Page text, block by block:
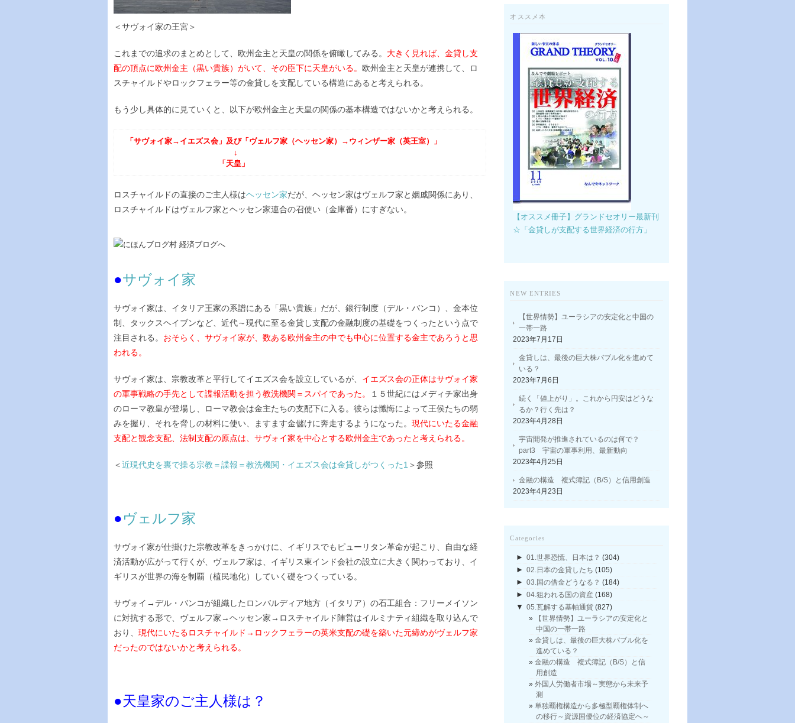
＜サヴォイ家の王宮＞
これまでの追求のまとめとして、欧州金主と天皇の関係を俯瞰してみる。 大きく見れば、金貸し支
配の頂点に欧州金主（黒い貴族）がいて、その臣下に天皇がいる。 欧州金主と天皇が連携して、ロ
スチャイルドやロックフェラー等の金貸しを支配している構造にあると考えられる。
もう少し具体的に見ていくと、以下が欧州金主と天皇の関係の基本構造ではないかと考えられる。
「サヴォイ家→イエズス会」 及び「ヴェルフ家（ヘッセン家）→ウィンザー家（英王室）」
↓
「天皇」
ロスチャイルドの直接のご主人様はヘッセン家だが、ヘッセン家はヴェルフ家と姻戚関係にあり、
ロスチャイルドはヴェルフ家とヘッセン家連合の召使い（金庫番）にすぎない。
●サヴォイ家
サヴォイ家は、イタリア王家の系譜にある「黒い貴族」だが、銀行制度（デル・バンコ）、金本位
制、タックスヘイブンなど、近代～現代に至る金貸し支配の金融制度の基礎をつくったという点で
注目される。 おそらく、サヴォイ家が、数ある欧州金主の中でも中心に位置する金主であろうと思
われる。
サヴォイ家は、宗教改革と平行してイエズス会を設立しているが、 イエズス会の正体はサヴォイ家
の軍事戦略の手先として諜報活動を担う教洗機関＝スパイであった。
１５世紀にはメディチ家出身
のローマ教皇が登場し、ローマ教会は金主たちの支配下に入る。彼らは懺悔によって王侯たちの弱
みを握り、それを脅しの材料に使い、ますます金儲けに奔走するようになった。 現代にいたる金融
支配と観念支配、法制支配の原点は、サヴォイ家を中心とする欧州金主であったと考えられる。
＜近現代史を裏で操る宗教＝諜報＝教洗機関・イエズス会は金貸しがつくった1 ＞参照
●ヴェルフ家
サヴォイ家が仕掛けた宗教改革をきっかけに、イギリスでもピューリタン革命が起こり、自由な経
済活動が広がって行くが、ヴェルフ家は、イギリス東インド会社の設立に大きく関わっており、イ
ギリスが世界の海を制覇（植民地化）していく礎をつくっている。
サヴォイ→デル・バンコが組織したロンバルディア地方（イタリア）の石工組合：フリーメイソン
に対抗する形で、ヴェルフ家→ヘッセン家→ロスチャイルド陣営はイルミナティ組織を取り込んで
おり、 現代にいたるロスチャイルド→ロックフェラーの英米支配の礎を築いた元締めがヴェルフ家
だったのではないかと考えられる。
●天皇家のご主人様は？
オススメ本
【オススメ冊子】グランドセオリー最新刊
☆「金貸しが支配する世界経済の行方」
NEW ENTRIES
【世界情勢】ユーラシアの安定化と中国の
一帯一路
2023年7月17日
金貸しは、最後の巨大株バブル化を進めて
いる？
2023年7月6日
続く「値上がり」。これから円安はどうな
るか？行く先は？
2023年4月28日
宇宙開発が推進されているのは何で？
part3 宇宙の軍事利用、最新動向
2023年4月25日
金融の構造 複式簿記（B/S）と信用創造
2023年4月23日
Categories
► 01.世界恐慌、日本は？ (304)
► 02.日本の金貸したち (105)
► 03.国の借金どうなる？ (184)
► 04.狙われる国の資産 (168)
▼ 05.瓦解する基軸通貨 (827)
【世界情勢】ユーラシアの安定化と
中国の一帯一路
金貸しは、最後の巨大株バブル化を
進めている？
金融の構造 複式簿記（B/S）と信
用創造
外国人労働者市場～実態から未来予
測
単独覇権構造から多極型覇権体制へ
の移行～資源国優位の経済協定へ～